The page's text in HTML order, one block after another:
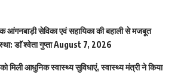
आंगनबाड़ी सेविका एवं सहायिका की बहाली से मजबूत
डाॅ श्वेता गुप्ताAugust 7, 2026
मिली आधुनिक स्वास्थ्य सुविधाएं, स्वास्थ्य मंत्री ने किया